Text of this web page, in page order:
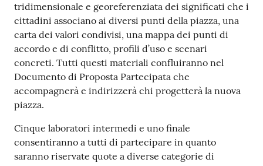
tridimensionale e georeferenziata dei significati che i
cittadini associano ai diversi punti della piazza, una
carta dei valori condivisi, una mappa dei punti di
accordo e di conflitto, profili d’uso e scenari
concreti. Tutti questi materiali confluiranno nel
Documento di Proposta Partecipata che
accompagnerà e indirizzerà chi progetterà la nuova
piazza.
Cinque laboratori intermedi e uno finale
consentiranno a tutti di partecipare in quanto
saranno riservate quote a diverse categorie di